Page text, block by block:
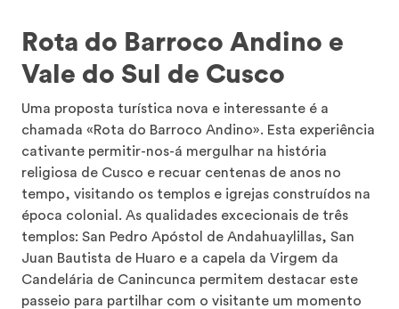
Rota do Barroco Andino e
Vale do Sul de Cusco
Uma proposta turística nova e interessante é a
chamada «Rota do Barroco Andino». Esta experiência
cativante permitir-nos-á mergulhar na história
religiosa de Cusco e recuar centenas de anos no
tempo, visitando os templos e igrejas construídos na
época colonial. As qualidades excecionais de três
templos: San Pedro Apóstol de Andahuaylillas, San
Juan Bautista de Huaro e a capela da Virgem da
Candelária de Canincunca permitem destacar este
passeio para partilhar com o visitante um momento